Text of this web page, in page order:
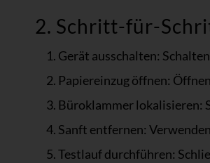
2. Schritt-für-
Gerät ausschalten:
Papiereinzug öffnen:
Büroklammer lokalisieren:
Sanft entfernen:
Testlauf durchführen: